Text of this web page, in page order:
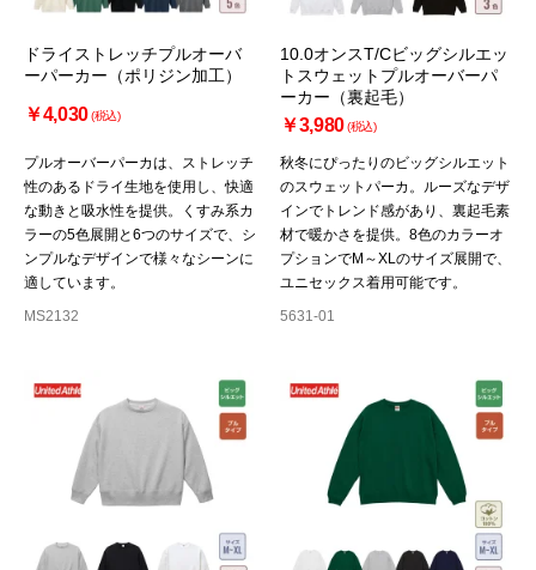
ドライストレッチプルオーバ
ーパーカー（ポリジン加工）
￥4,030(税込)
プルオーバーパーカは、ストレッチ
性のあるドライ生地を使用し、快適
な動きと吸水性を提供。くすみ系カ
ラーの5色展開と6つのサイズで、シ
ンプルなデザインで様々なシーンに
適しています。
MS2132
10.0オンスT/Cビッグシルエッ
トスウェットプルオーバーパ
ーカー（裏起毛）
￥3,980(税込)
秋冬にぴったりのビッグシルエット
のスウェットパーカ。ルーズなデザ
インでトレンド感があり、裏起毛素
材で暖かさを提供。8色のカラーオ
プションでM～XLのサイズ展開で、
ユニセックス着用可能です。
5631-01